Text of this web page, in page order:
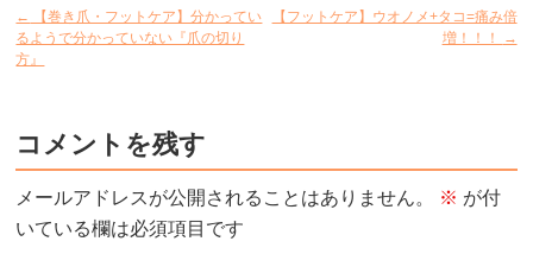
←
【巻き爪・フットケア】分かってい
るようで分かっていない『爪の切り
方』
【フットケア】ウオノメ+タコ=痛み倍
増！！！
→
コメントを残す
メールアドレスが公開されることはありません。 ※ が付
いている欄は必須項目です